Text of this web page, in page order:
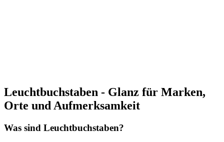
Leuchtbuchstaben - Glanz für Marken,
Orte und Aufmerksamkeit
Was sind Leuchtbuchstaben?